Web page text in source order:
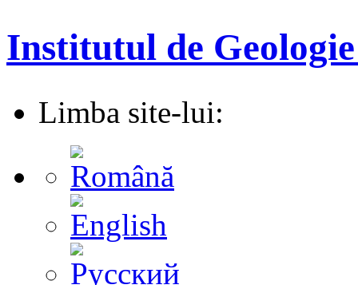
Institutul de
Limba site-lui: